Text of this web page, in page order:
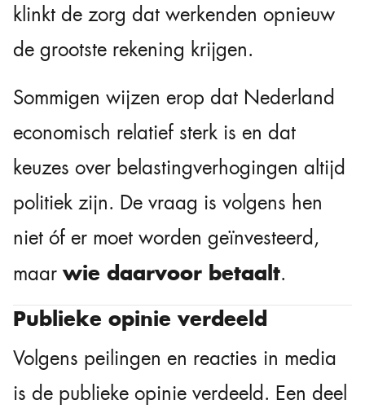
klinkt de zorg dat werkenden opnieuw
de grootste rekening krijgen.
Sommigen wijzen erop dat Nederland
economisch relatief sterk is en dat
keuzes over belastingverhogingen altijd
politiek zijn. De vraag is volgens hen
niet óf er moet worden geïnvesteerd,
maarwie daarvoor betaalt.
Publieke opinie verdeeld
Volgens peilingen en reacties in media
is de publieke opinie verdeeld. Een deel